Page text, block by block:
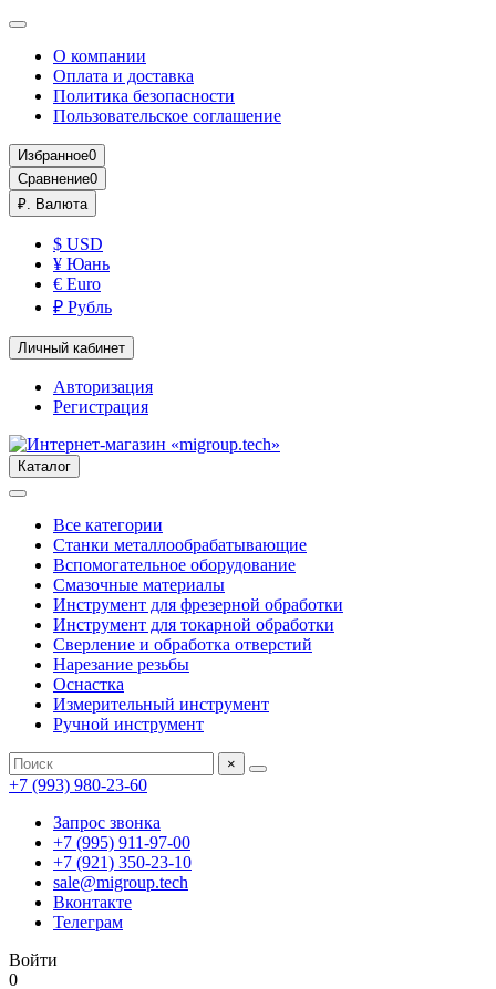
О компании
Оплата и доставка
Политика безопасности
Пользовательское соглашение
Избранное0
Сравнение0
₽. Валюта
$ USD
¥ Юань
€ Euro
₽ Рубль
Личный кабинет
Авторизация
Регистрация
Каталог
Все категории
Станки металлообрабатывающие
Вспомогательное оборудование
Смазочные материалы
Инструмент для фрезерной обработки
Инструмент для токарной обработки
Сверление и обработка отверстий
Нарезание резьбы
Оснастка
Измерительный инструмент
Ручной инструмент
×
+7 (993) 980-23-60
Запрос звонка
+7 (995) 911-97-00
+7 (921) 350-23-10
sale@migroup.tech
Вконтакте
Телеграм
Войти
0